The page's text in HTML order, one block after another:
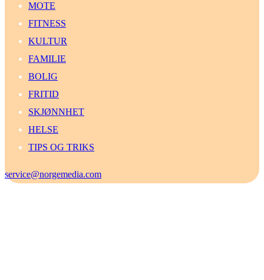
MOTE
FITNESS
KULTUR
FAMILIE
BOLIG
FRITID
SKJØNNHET
HELSE
TIPS OG TRIKS
service@norgemedia.com